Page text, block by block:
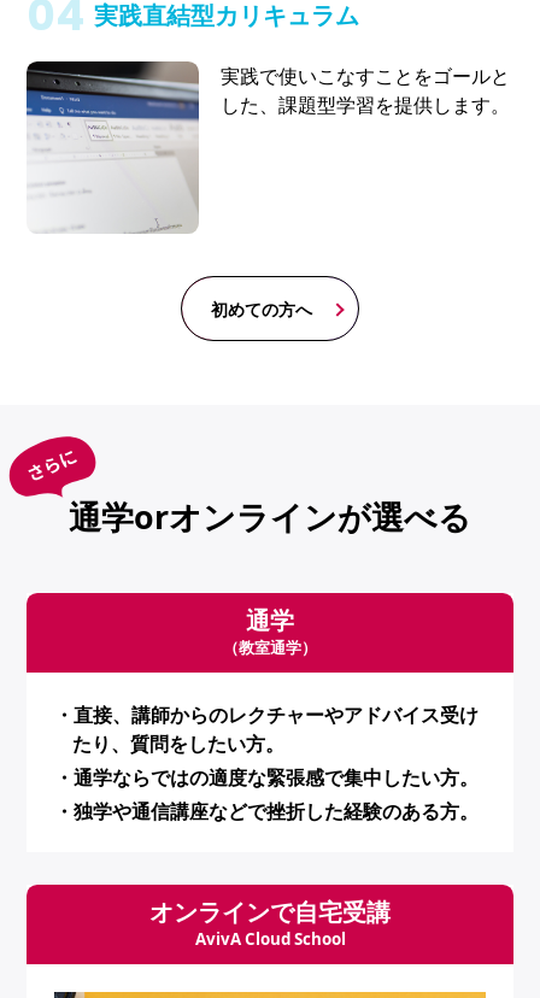
実践直結型カリキュラム
実践で使いこなすことをゴールと
した、課題型学習を提供します。
初めての方へ
通学orオンラインが選べる
通学
（教室通学）
・直接、講師からのレクチャーやアドバイス受け
たり、質問をしたい方。
・通学ならではの適度な緊張感で集中したい方。
・独学や通信講座などで挫折した経験のある方。
オンラインで自宅受講
AvivA Cloud School